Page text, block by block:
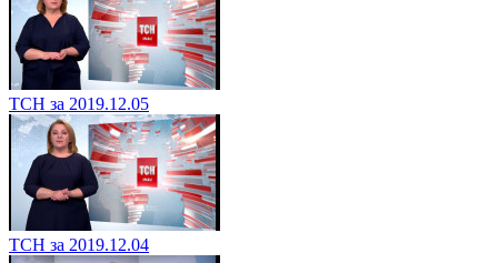
ТСН за 2019.12.05
ТСН за 2019.12.04